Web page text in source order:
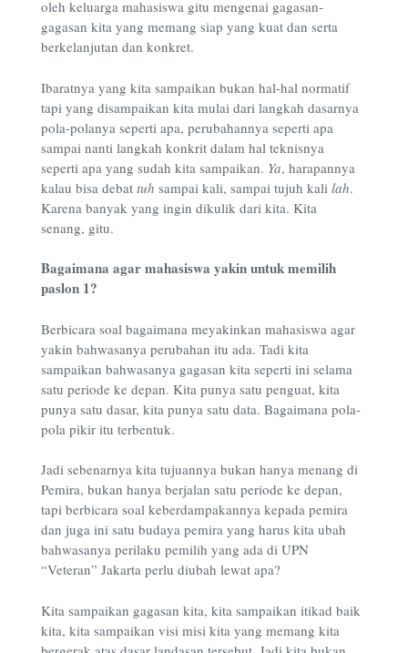
oleh keluarga mahasiswa gitu mengenai gagasan-
gagasan kita yang memang siap yang kuat dan serta
berkelanjutan dan konkret.
Ibaratnya yang kita sampaikan bukan hal-hal normatif
tapi yang disampaikan kita mulai dari langkah dasarnya
pola-polanya seperti apa, perubahannya seperti apa
sampai nanti langkah konkrit dalam hal teknisnya
seperti apa yang sudah kita sampaikan. Ya, harapannya
kalau bisa debat tuh sampai kali, sampai tujuh kali lah.
Karena banyak yang ingin dikulik dari kita. Kita
senang, gitu.
Bagaimana agar mahasiswa yakin untuk memilih
paslon 1?
Berbicara soal bagaimana meyakinkan mahasiswa agar
yakin bahwasanya perubahan itu ada. Tadi kita
sampaikan bahwasanya gagasan kita seperti ini selama
satu periode ke depan. Kita punya satu penguat, kita
punya satu dasar, kita punya satu data. Bagaimana pola-
pola pikir itu terbentuk.
Jadi sebenarnya kita tujuannya bukan hanya menang di
Pemira, bukan hanya berjalan satu periode ke depan,
tapi berbicara soal keberdampakannya kepada pemira
dan juga ini satu budaya pemira yang harus kita ubah
bahwasanya perilaku pemilih yang ada di UPN
“Veteran” Jakarta perlu diubah lewat apa?
Kita sampaikan gagasan kita, kita sampaikan itikad baik
kita, kita sampaikan visi misi kita yang memang kita